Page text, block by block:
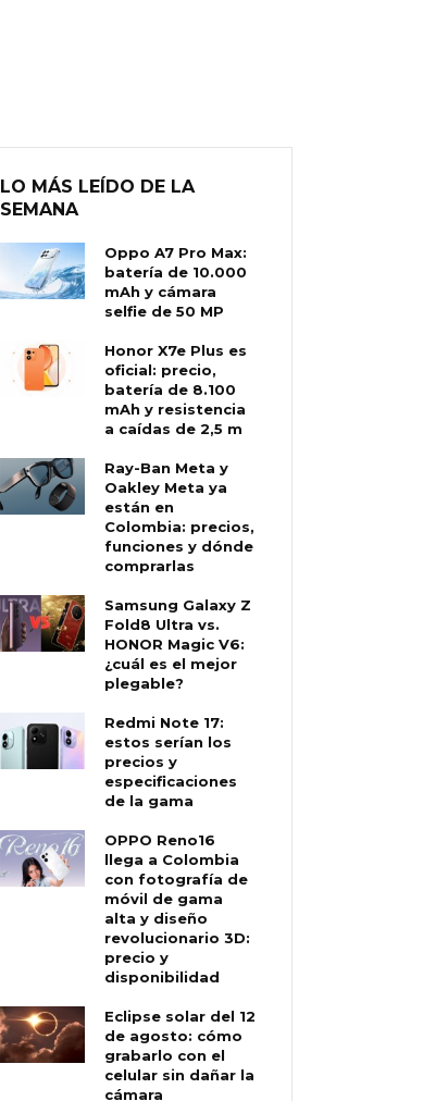
LO MÁS LEÍDO DE LA
SEMANA
Oppo A7 Pro Max:
batería de 10.000
mAh y cámara
selfie de 50 MP
Honor X7e Plus es
oficial: precio,
batería de 8.100
mAh y resistencia
a caídas de 2,5 m
Ray-Ban Meta y
Oakley Meta ya
están en
Colombia: precios,
funciones y dónde
comprarlas
Samsung Galaxy Z
Fold8 Ultra vs.
HONOR Magic V6:
¿cuál es el mejor
plegable?
Redmi Note 17:
estos serían los
precios y
especificaciones
de la gama
OPPO Reno16
llega a Colombia
con fotografía de
móvil de gama
alta y diseño
revolucionario 3D:
precio y
disponibilidad
Eclipse solar del 12
de agosto: cómo
grabarlo con el
celular sin dañar la
cámara